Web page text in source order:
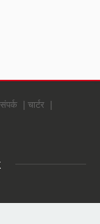
संपर्क
चार्टर